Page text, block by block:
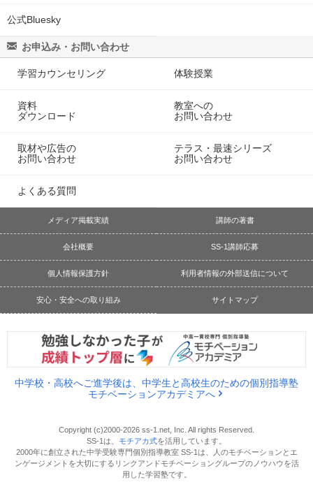
公式Bluesky
お申込み・お問い合わせ
学習カウンセリング 体験授業
資料
ダウンロード
教室への
お問い合わせ
取材や広告の
お問い合わせ
テラス・最速シリーズ
お問い合わせ
よくある質問
メディア掲載実績 講師の著書
会社概要 SS-1講師応募
個人情報保護方針 利用者情報の外部送信について
安心・安全への取り組み サイトマップ
中学校・高校へご進学後は、中学生と高校生のための個別指導塾
モチベーションアカデミアへ
Copyright (c)2000-2026 ss-1.net, Inc. All rights Reserved.
SS-1は、 モチアカ式を活用しています。
2000年に創立された中学受験専門個別指導教室 SS-1は、人のモチベーションとエ
ンゲージメントを大切にするリンクアンドモチベーショングループのノウハウを活
用した学習塾です。